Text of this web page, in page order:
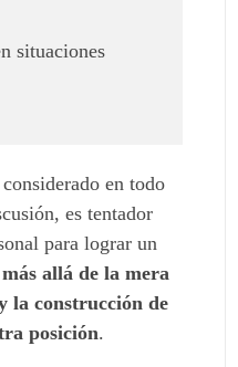
situaciones
en todo
es tentador
para lograr un
allá de la mera
la construcción de
posición.